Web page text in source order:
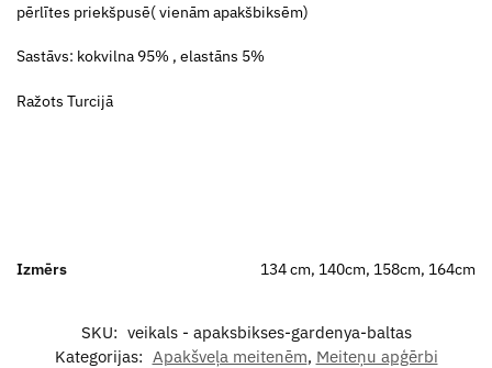
pērlītes priekšpusē( vienām apakšbiksēm)
Sastāvs: kokvilna 95% , elastāns 5%
Ražots Turcijā
Izmērs 134 cm, 140cm, 158cm, 164cm
SKU: veikals - apaksbikses-gardenya-baltas
Kategorijas: Apakšveļa meitenēm, Meiteņu apģērbi